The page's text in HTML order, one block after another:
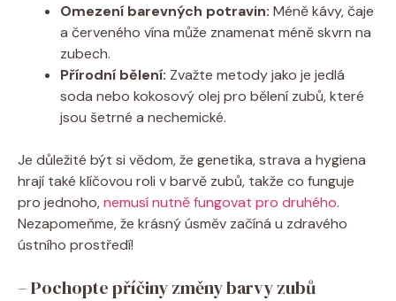
Omezení barevných potravin: Méně kávy, čaje
a červeného vína může znamenat méně skvrn na
zubech.
Přírodní bělení: Zvažte metody jako je jedlá
soda nebo kokosový olej pro bělení zubů, které
jsou šetrné a nechemické.
Je důležité být si vědom, že genetika, strava a hygiena
hrají také klíčovou roli v barvě zubů, takže co funguje
pro jednoho,nemusí nutně fungovat pro druhého.
Nezapomeňme, že krásný úsměv začíná u zdravého
ústního prostředí!
– Pochopte příčiny změny barvy zubů